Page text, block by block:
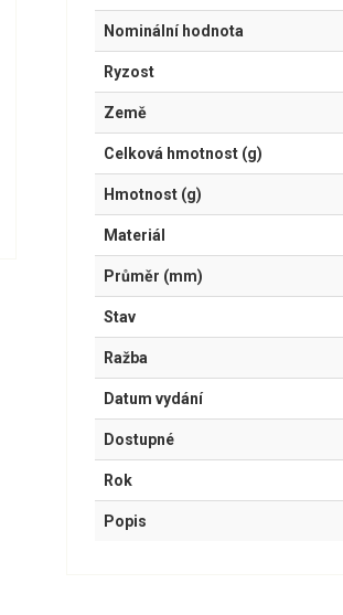
Nominální hodnota
Ryzost
Země
Celková hmotnost (g)
Hmotnost (g)
Materiál
Průměr (mm)
Stav
Ražba
Datum vydání
Dostupné
Rok
Popis